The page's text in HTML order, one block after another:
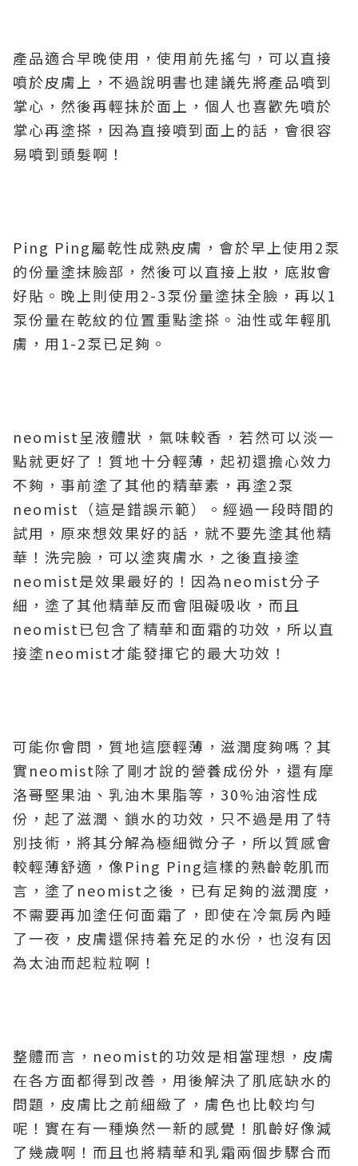
產品適合早晚使用，使用前先搖勻，可以直接
噴於皮膚上，不過說明書也建議先將產品噴到
掌心，然後再輕抺於面上，個人也喜歡先噴於
掌心再塗搽，因為直接噴到面上的話，會很容
易噴到頭髮啊！
Ping Ping屬乾性成熟皮膚，會於早上使用2泵
的份量塗抹臉部，然後可以直接上妝，底妝會
好貼。晚上則使用2-3泵份量塗抺全臉，再以1
泵份量在乾紋的位置重點塗搽。油性或年輕肌
膚，用1-2泵已足夠。
neomist呈液體狀，氣味較香，若然可以淡一
點就更好了！質地十分輕薄，起初還擔心效力
不夠，事前塗了其他的精華素，再塗2泵
neomist（這是錯誤示範）。經過一段時間的
試用，原來想效果好的話，就不要先塗其他精
華！洗完臉，可以塗爽膚水，之後直接塗
neomist是效果最好的！因為neomist分子
細，塗了其他精華反而會阻礙吸收，而且
neomist已包含了精華和面霜的功效，所以直
接塗neomist才能發揮它的最大功效！
可能你會問，質地這麼輕薄，滋潤度夠嗎？其
實neomist除了剛才說的營養成份外，還有摩
洛哥堅果油、乳油木果脂等，30%油溶性成
份，起了滋潤、鎖水的功效，只不過是用了特
別技術，將其分解為極細微分子，所以質感會
較輕薄舒適，像Ping Ping這樣的熟齡乾肌而
言，塗了neomist之後，已有足夠的滋潤度，
不需要再加塗任何面霜了，即使在冷氣房內睡
了一夜，皮膚還保持着充足的水份，也沒有因
為太油而起粒粒啊！
整體而言，neomist的功效是相當理想，皮膚
在各方面都得到改善，用後解決了肌底缺水的
問題，皮膚比之前細緻了，膚色也比較均勻
呢！實在有一種煥然一新的感覺！肌齡好像減
了幾歲啊！而且也將精華和乳霜兩個步驟合而